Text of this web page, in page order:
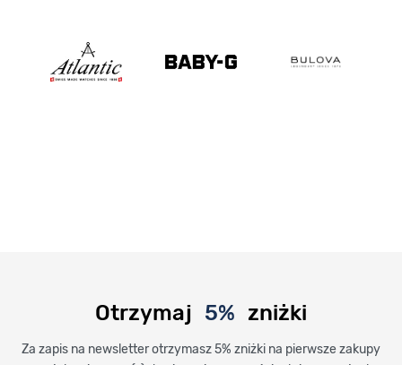
Otrzymaj 5% zniżki
Za zapis na newsletter otrzymasz 5% zniżki na pierwsze zakupy